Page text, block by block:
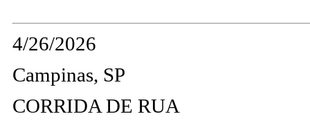
4/26/2026
Campinas, SP
CORRIDA DE RUA